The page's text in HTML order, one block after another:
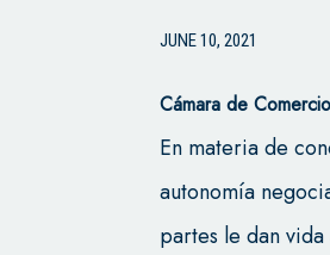
JUNE 10, 2021
Cámara de
En materia de
autonomía
partes le dan